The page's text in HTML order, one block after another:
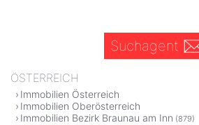
Suchagent
ÖSTERREICH
Immobilien Österreich
Immobilien Oberösterreich
Immobilien Bezirk Braunau am Inn (879)